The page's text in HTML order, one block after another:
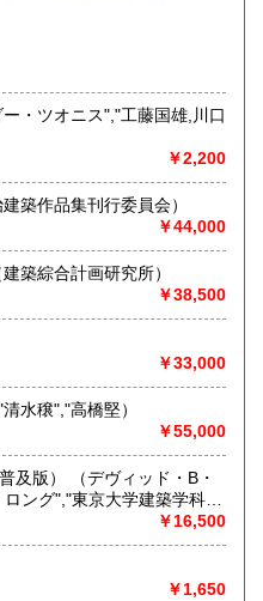
洋書、雑誌、すべて取り揃
メトロ半蔵門線
蔵書の処分等、お客様のご
ます。建築関係の作品集、
ログなど、お引取り致しま
ホームページ等、いずれか
下さい。
いただきたい内容は以下の
品集・洋書など)」
箱で何箱か?)」
りいただけますと、無料で
の背表紙の写真でも結構で
定は現物を見てからとなり
￥2,200
集 （渡邊洋治建築作品集刊行委員会）
￥44,000
形建築 坂本鹿名夫作品集 （建築綜合計画研究所）
￥38,500
￥33,000
（青木淳","清水穣","高橋堅）
￥55,000
ッド・B・
ング","東京大学建築学科香
￥16,500
￥1,650